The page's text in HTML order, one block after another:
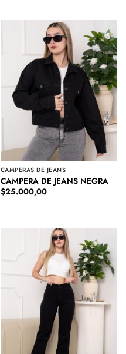
CAMPERAS DE JEANS
CAMPERA DE JEANS NEGRA
$25.000,00